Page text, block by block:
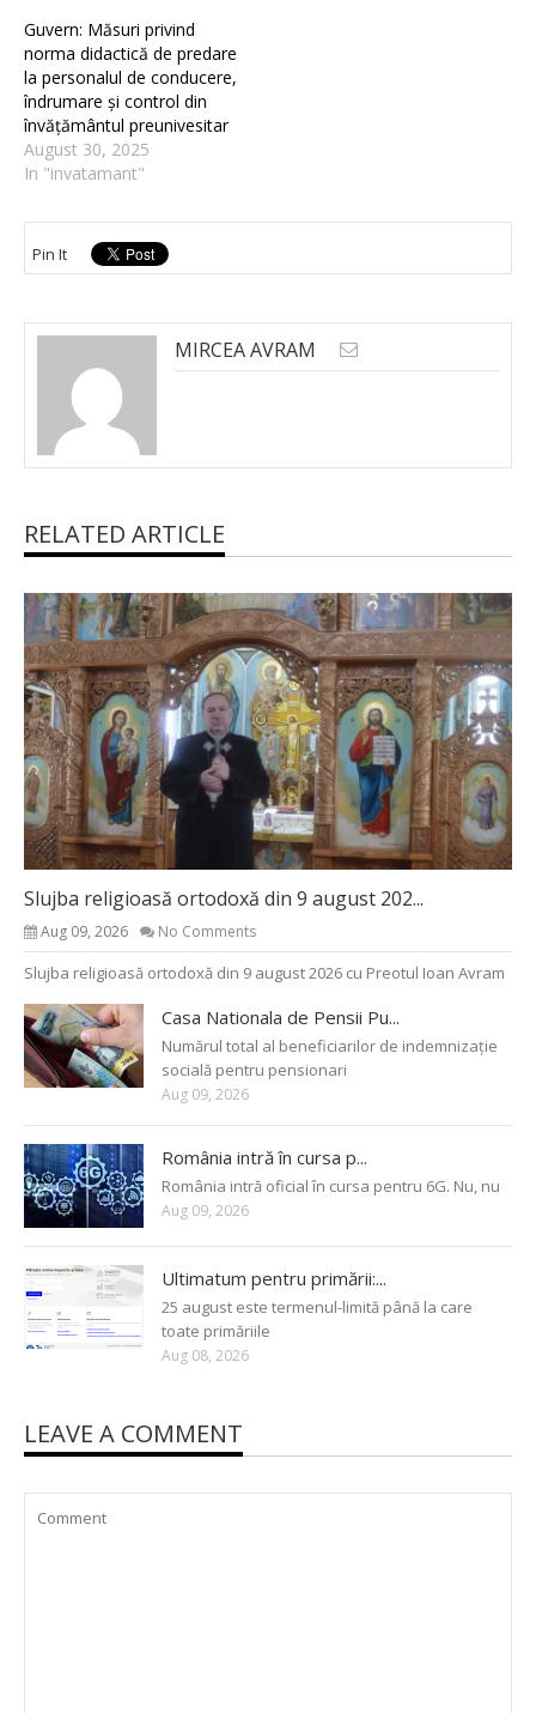
Guvern: Măsuri privind
norma didactică de predare
la personalul de conducere,
îndrumare și control din
învățământul preunivesitar
August 30, 2025
In "invatamant"
Pin It
MIRCEA AVRAM
RELATED ARTICLE
Slujba religioasă ortodoxă din 9 august 202...
Aug 09, 2026 No Comments
Slujba religioasă ortodoxă din 9 august 2026 cu Preotul Ioan Avram
Casa Nationala de Pensii Pu...
Numărul total al beneficiarilor de indemnizație
socială pentru pensionari
Aug 09, 2026
România intră în cursa p...
România intră oficial în cursa pentru 6G. Nu, nu
Aug 09, 2026
Ultimatum pentru primării:...
25 august este termenul-limită până la care
toate primăriile
Aug 08, 2026
LEAVE A COMMENT